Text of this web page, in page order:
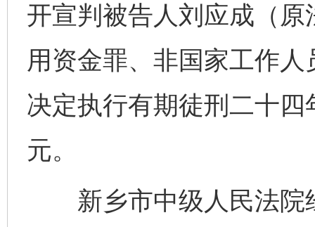
开宣判被告人刘应成（
用资金罪、非国家工作
决定执行有期徒刑二十
元。
新乡市中级人民法院